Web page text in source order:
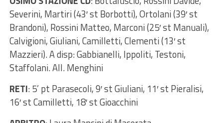
Severini, Martiri (43′ st Borbotti), Ortolani (39′ st
Brandoni), Rossini Matteo, Marconi (25′ st Manuali),
Calvigioni, Giuliani, Camilletti, Clementi (13′ st
Mazzieri). A disp: Gabbianelli, Ippoliti, Testoni,
Staffolani. All. Menghini
RETI: 5’ pt Parasecoli, 9′ st Giuliani, 11′ st Pieralisi,
16′ st Camilletti, 18′ st Gioacchini